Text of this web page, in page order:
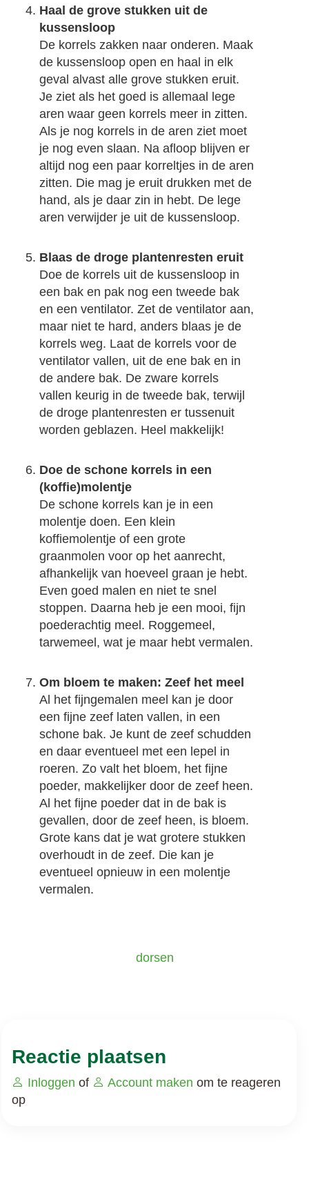
Haal de grove stukken uit de
kussensloop
De korrels zakken naar onderen. Maak
de kussensloop open en haal in elk
geval alvast alle grove stukken eruit.
Je ziet als het goed is allemaal lege
aren waar geen korrels meer in zitten.
Als je nog korrels in de aren ziet moet
je nog even slaan. Na afloop blijven er
altijd nog een paar korreltjes in de aren
zitten. Die mag je eruit drukken met de
hand, als je daar zin in hebt. De lege
aren verwijder je uit de kussensloop.
Blaas de droge plantenresten eruit
Doe de korrels uit de kussensloop in
een bak en pak nog een tweede bak
en een ventilator. Zet de ventilator aan,
maar niet te hard, anders blaas je de
korrels weg. Laat de korrels voor de
ventilator vallen, uit de ene bak en in
de andere bak. De zware korrels
vallen keurig in de tweede bak, terwijl
de droge plantenresten er tussenuit
worden geblazen. Heel makkelijk!
Doe de schone korrels in een
(koffie)molentje
De schone korrels kan je in een
molentje doen. Een klein
koffiemolentje of een grote
graanmolen voor op het aanrecht,
afhankelijk van hoeveel graan je hebt.
Even goed malen en niet te snel
stoppen. Daarna heb je een mooi, fijn
poederachtig meel. Roggemeel,
tarwemeel, wat je maar hebt vermalen.
Om bloem te maken: Zeef het meel
Al het fijngemalen meel kan je door
een fijne zeef laten vallen, in een
schone bak. Je kunt de zeef schudden
en daar eventueel met een lepel in
roeren. Zo valt het bloem, het fijne
poeder, makkelijker door de zeef heen.
Al het fijne poeder dat in de bak is
gevallen, door de zeef heen, is bloem.
Grote kans dat je wat grotere stukken
overhoudt in de zeef. Die kan je
eventueel opnieuw in een molentje
vermalen.
dorsen
Reactie plaatsen
Inloggen of Account maken om te reageren
op